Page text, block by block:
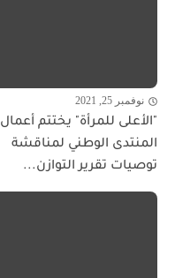
نوفمبر 25, 2021
"الأعلى للمرأة" يختتم أعمال
المنتدى الوطني لمناقشة
توصيات تقرير التوازن...